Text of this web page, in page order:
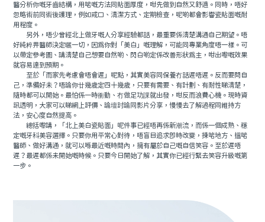
醫分析你嘅牙齒結構，用啱嘅方法同貼面厚度，咁先做到自然又舒適。同時，唔好
忽略術前同術後護理，例如戒口、清潔方式、定期檢查，呢啲都會影響瓷貼面嘅耐
用程度。
另外，唔少曾經北上做牙嘅人分享經驗都話，最重要係清楚溝通自己期望。唔
好純粹畀醫師決定曬一切，因為你對「美白」嘅理解，可能同專業角度唔一樣。可
以帶定參考圖、講清楚自己想要自然啲、閃白啲定係改善形狀為主，咁出嚟嘅效果
就容易達到預期。
至於「而家先考慮會唔會遲」呢點，其實美容同保養冇話遲唔遲。反而要問自
己，準備好未？唔論你廿幾歲定四十幾歲，只要有需要、有計劃、有耐性睇清楚，
隨時都可以開始。最怕係一時衝動、冇做足功課就出發，咁反而浪費心機。現時資
訊透明，大家可以睇網上評價、論壇討論同影片分享，慢慢去了解過程同維持方
法，安心度自然提高。
總括嚟講，「北上美白瓷貼面」呢件事已經唔再係新潮流，而係一個成熟、穩
定嘅牙科美容選擇。只要你用平常心對待，唔盲目追求即時改變，揀啱地方、搵啱
醫師、做好溝通，就可以喺最近嘅時間內，擁有屬於自己嘅自信笑容。至於遲唔
遲？最遲都係未開始嘅時候。只要今日開始了解，其實你已經行緊去笑容升級嘅第
一步。